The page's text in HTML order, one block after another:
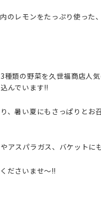
のレモンをたっぷり使った
類の野菜を久世福商店人
んでいます‼
、暑い夏にもさっぱりとお
アスパラガス、バケットに
ださいませ～‼